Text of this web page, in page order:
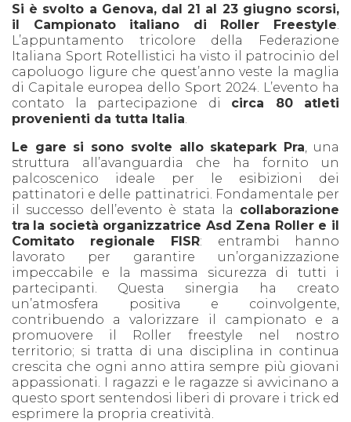
Si è svolto a Genova, dal 21 al 23 giugno scorsi,
il Campionato italiano di Roller Freestyle.
L’appuntamento tricolore della Federazione
Italiana Sport Rotellistici ha visto il patrocinio del
capoluogo ligure che quest’anno veste la maglia
di Capitale europea dello Sport 2024. L’evento ha
contato la partecipazione di circa 80 atleti
provenienti da tutta Italia.
Le gare si sono svolte allo skatepark Pra, una
struttura all’avanguardia che ha fornito un
palcoscenico ideale per le esibizioni dei
pattinatori e delle pattinatrici. Fondamentale per
il successo dell’evento è stata la collaborazione
tra la società organizzatrice Asd Zena Roller e il
Comitato regionale FISR: entrambi hanno
lavorato per garantire un’organizzazione
impeccabile e la massima sicurezza di tutti i
partecipanti. Questa sinergia ha creato
un’atmosfera positiva e coinvolgente,
contribuendo a valorizzare il campionato e a
promuovere il Roller freestyle nel nostro
territorio; si tratta di una disciplina in continua
crescita che ogni anno attira sempre più giovani
appassionati. I ragazzi e le ragazze si avvicinano a
questo sport sentendosi liberi di provare i trick ed
esprimere la propria creatività.